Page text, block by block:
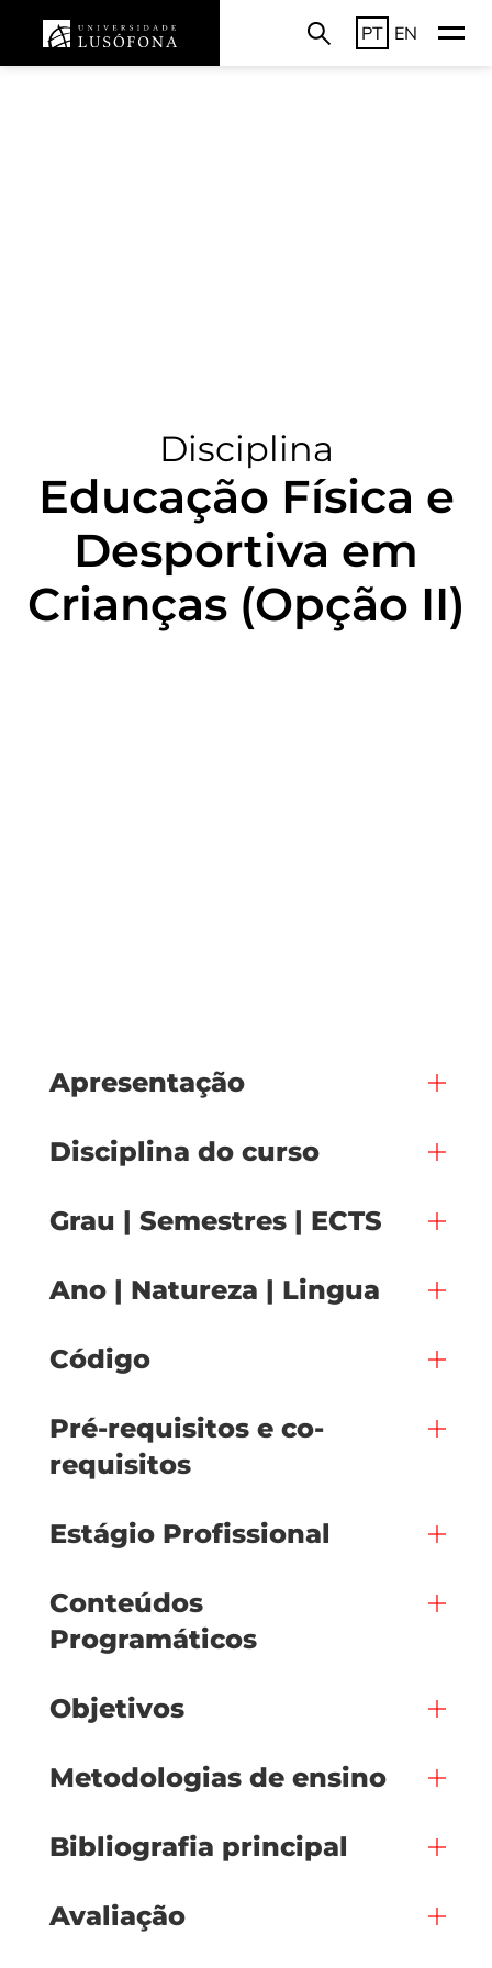
PT EN
Disciplina
Educação Física e
Desportiva em
Crianças (Opção II)
Apresentação
Disciplina do curso
Grau | Semestres | ECTS
Ano | Natureza | Lingua
Código
Pré-requisitos e co-
requisitos
Estágio Profissional
Conteúdos
Programáticos
Objetivos
Metodologias de ensino
Bibliografia principal
Avaliação